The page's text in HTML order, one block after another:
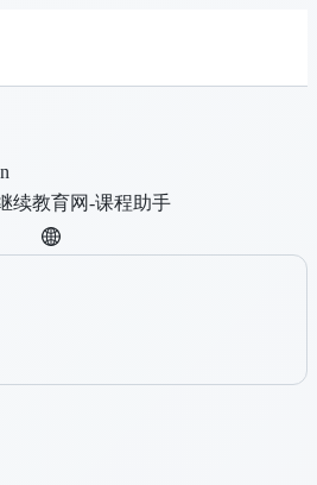
续教育网-课程助手